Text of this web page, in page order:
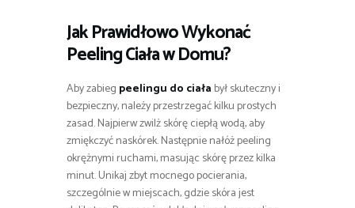
Jak Prawidłowo Wykonać
Peeling Ciała w Domu?
Aby zabieg peelingu do ciała był skuteczny i
bezpieczny, należy przestrzegać kilku prostych
zasad. Najpierw zwilż skórę ciepłą wodą, aby
zmiękczyć naskórek. Następnie nałóż peeling
okrężnymi ruchami, masując skórę przez kilka
minut. Unikaj zbyt mocnego pocierania,
szczególnie w miejscach, gdzie skóra jest